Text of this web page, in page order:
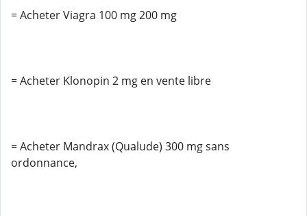
= Acheter Viagra 100 mg 200 mg
= Acheter Klonopin 2 mg en vente libre
= Acheter Mandrax (Qualude) 300 mg sans
ordonnance,